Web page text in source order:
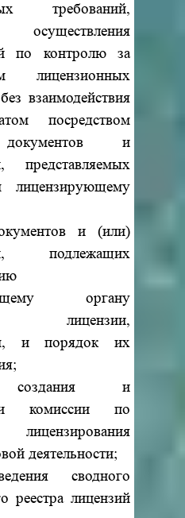
требований,
по контролю за
лицензионных
взаимодействия
посредством
и
представляемых
лицензирующему
и (или)
подлежащих
органу
лицензии,
и порядок их
создания и
комиссии по
деятельности;
сводного
реестра лицензий